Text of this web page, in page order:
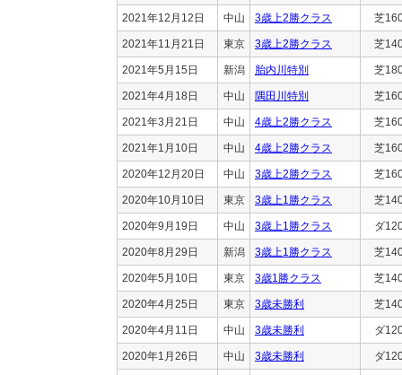
2021年12月12日 中山 3歳上2勝クラス 芝
2021年11月21日 東京 3歳上2勝クラス 芝
2021年5月15日 新潟 胎内川特別 芝
2021年4月18日 中山 隅田川特別 芝
2021年3月21日 中山 4歳上2勝クラス 芝
2021年1月10日 中山 4歳上2勝クラス 芝
2020年12月20日 中山 3歳上2勝クラス 芝
2020年10月10日 東京 3歳上1勝クラス 芝
2020年9月19日 中山 3歳上1勝クラス ダ
2020年8月29日 新潟 3歳上1勝クラス 芝
2020年5月10日 東京 3歳1勝クラス 芝
2020年4月25日 東京 3歳未勝利 芝
2020年4月11日 中山 3歳未勝利 ダ
2020年1月26日 中山 3歳未勝利 ダ